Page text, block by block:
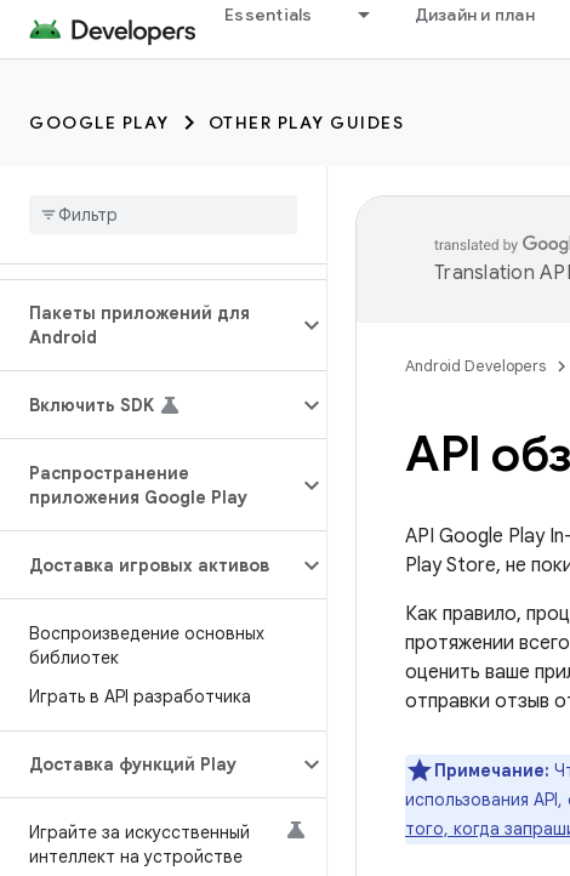
Essentials Дизайн и план
GOOGLE PLAY OTHER PLAY GUIDES
Пакеты приложений для
Android
Включить SDK
Распространение
приложения Google Play
Доставка игровых активов
Воспроизведение основных
библиотек
Играть в API разработчика
Доставка функций Play
Играйте за искусственный
интеллект на устройстве
Translation API
Android Developers
API
API Google Play
Play Store, не
Как правило,
протяжении
оценить ваше
отправки отзыв
Примечание:
использования
того, когда